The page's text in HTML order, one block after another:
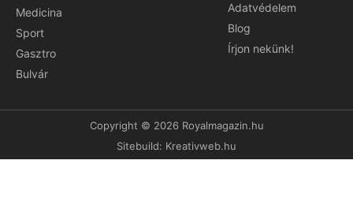
Medicina
Sport
Gasztro
Bulvár
Adatvédelem
Blog
Írjon nekünk!
Copyright © 2026 Royalmagazin.hu
Sitebuild: Kreativweb.hu